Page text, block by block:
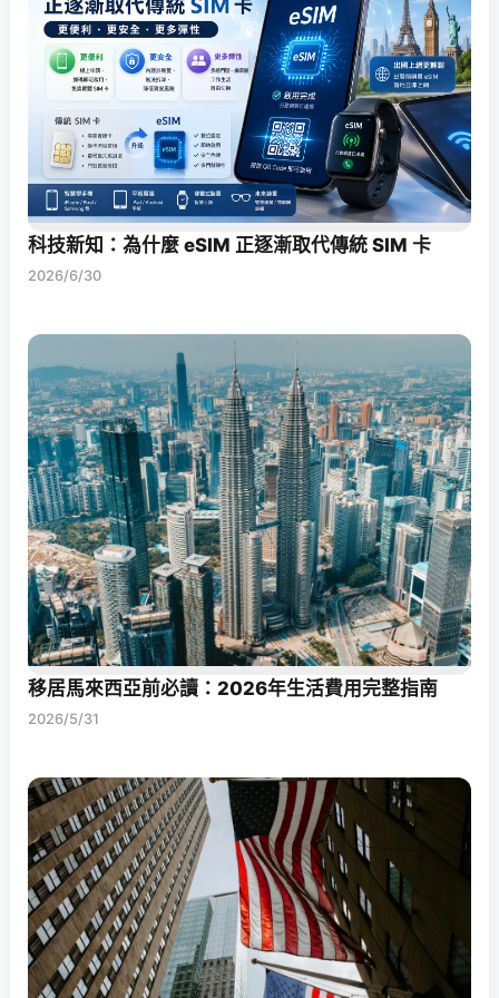
科技新知：為什麼 eSIM 正逐漸取代傳統 SIM 卡
2026/6/30
移居馬來西亞前必讀：2026年生活費用完整指南
2026/5/31